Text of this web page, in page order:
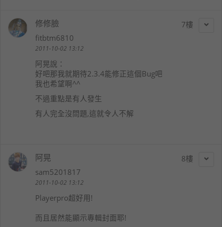
7
修修臉
fitbtm6810
2011-10-02 13:12
阿晃說：
好吧那我就期待2.3.4能修正這個Bug吧
我也希望啊^^
不過重點是有人發生
有人完全沒問題,這就令人不解
8
阿晃
sam5201817
2011-10-02 13:12
Playerpro超好用!
而且居然能顯示專輯封面耶!